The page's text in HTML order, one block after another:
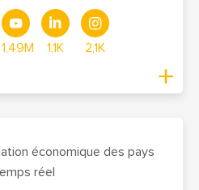
1,49M 1,1K 2,1K
économique des pays
réel